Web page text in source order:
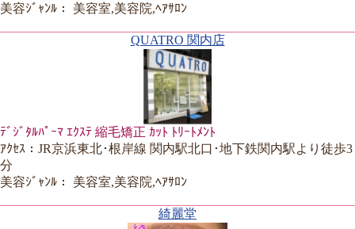
美容ｼﾞｬﾝﾙ： 美容室,美容院,ﾍｱｻﾛﾝ
QUATRO 関内店
ﾃﾞｼﾞﾀﾙﾊﾟｰﾏ ｴｸｽﾃ 縮毛矯正 ｶｯﾄ ﾄﾘｰﾄﾒﾝﾄ
ｱｸｾｽ：JR京浜東北･根岸線 関内駅北口･地下鉄関内駅より徒歩3
分
美容ｼﾞｬﾝﾙ： 美容室,美容院,ﾍｱｻﾛﾝ
綺麗堂